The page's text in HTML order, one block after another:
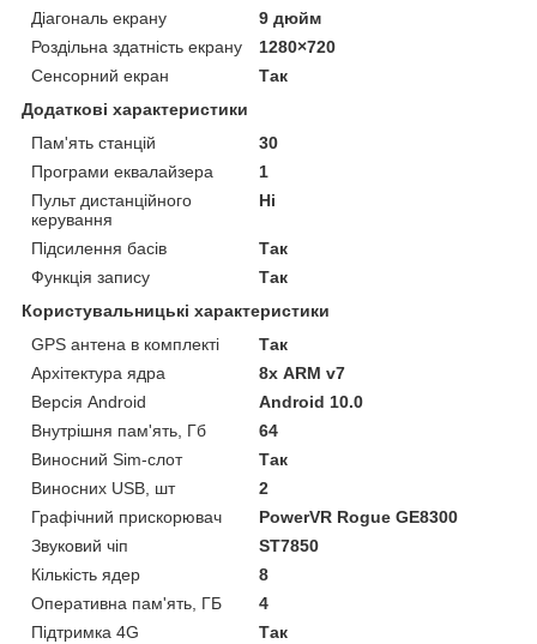
Діагональ екрану
9 дюйм
Роздільна здатність екрану
1280×720
Сенсорний екран
Так
Додаткові характеристики
Пам'ять станцій
30
Програми еквалайзера
1
Пульт дистанційного
керування
Ні
Підсилення басів
Так
Функція запису
Так
Користувальницькі характеристики
GPS антена в комплекті
Так
Архітектура ядра
8х ARM v7
Версія Android
Android 10.0
Внутрішня пам'ять, Гб
64
Виносний Sim-слот
Так
Виносних USB, шт
2
Графічний прискорювач
PowerVR Rogue GE8300
Звуковий чіп
ST7850
Кількість ядер
8
Оперативна пам'ять, ГБ
4
Підтримка 4G
Так